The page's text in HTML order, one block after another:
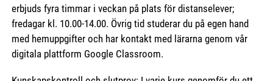
erbjuds fyra timmar i veckan på plats för distanselever;
fredagar kl. 10.00-14.00. Övrig tid studerar du på egen hand
med hemuppgifter och har kontakt med lärarna genom vår
digitala plattform Google Classroom.